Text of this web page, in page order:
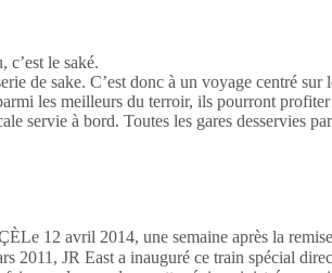
c’est le saké.
de sake. C’est donc à un voyage centré
les meilleurs du terroir, ils pourront
servie à bord. Toutes les gares desservies
Le 12 avril 2014, une semaine après la
2011, JR East a inauguré ce train spécial